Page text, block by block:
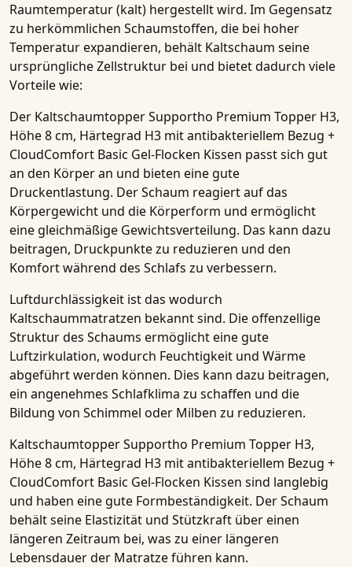
Raumtemperatur (kalt) hergestellt wird. Im Gegensatz
zu herkömmlichen Schaumstoffen, die bei hoher
Temperatur expandieren, behält Kaltschaum seine
ursprüngliche Zellstruktur bei und bietet dadurch viele
Vorteile wie:
Der Kaltschaumtopper Supportho Premium Topper H3,
Höhe 8 cm, Härtegrad H3 mit antibakteriellem Bezug +
CloudComfort Basic Gel-Flocken Kissen passt sich gut
an den Körper an und bieten eine gute
Druckentlastung. Der Schaum reagiert auf das
Körpergewicht und die Körperform und ermöglicht
eine gleichmäßige Gewichtsverteilung. Das kann dazu
beitragen, Druckpunkte zu reduzieren und den
Komfort während des Schlafs zu verbessern.
Luftdurchlässigkeit ist das wodurch
Kaltschaummatratzen bekannt sind. Die offenzellige
Struktur des Schaums ermöglicht eine gute
Luftzirkulation, wodurch Feuchtigkeit und Wärme
abgeführt werden können. Dies kann dazu beitragen,
ein angenehmes Schlafklima zu schaffen und die
Bildung von Schimmel oder Milben zu reduzieren.
Kaltschaumtopper Supportho Premium Topper H3,
Höhe 8 cm, Härtegrad H3 mit antibakteriellem Bezug +
CloudComfort Basic Gel-Flocken Kissen sind langlebig
und haben eine gute Formbeständigkeit. Der Schaum
behält seine Elastizität und Stützkraft über einen
längeren Zeitraum bei, was zu einer längeren
Lebensdauer der Matratze führen kann.